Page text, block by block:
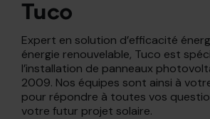
Tuco
Expert en solution d’efficacité
énergie renouvelable, Tuco est
l’installation de panneaux
2009. Nos équipes sont ainsi à
pour répondre à toutes vos
votre futur projet solaire.